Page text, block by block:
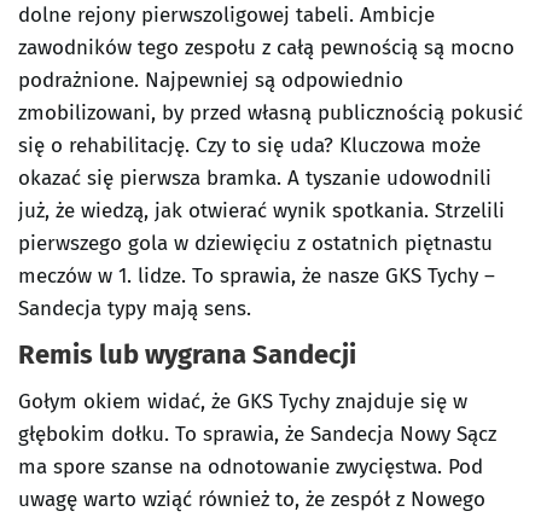
dolne rejony pierwszoligowej tabeli. Ambicje
zawodników tego zespołu z całą pewnością są mocno
podrażnione. Najpewniej są odpowiednio
zmobilizowani, by przed własną publicznością pokusić
się o rehabilitację. Czy to się uda? Kluczowa może
okazać się pierwsza bramka. A tyszanie udowodnili
już, że wiedzą, jak otwierać wynik spotkania. Strzelili
pierwszego gola w dziewięciu z ostatnich piętnastu
meczów w 1. lidze. To sprawia, że nasze GKS Tychy –
Sandecja typy mają sens.
Remis lub wygrana Sandecji
Gołym okiem widać, że GKS Tychy znajduje się w
głębokim dołku. To sprawia, że Sandecja Nowy Sącz
ma spore szanse na odnotowanie zwycięstwa. Pod
uwagę warto wziąć również to, że zespół z Nowego